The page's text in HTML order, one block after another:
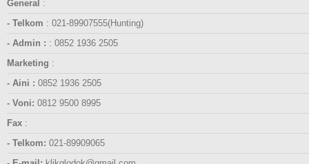
General :
- Telkom : 021-89907555(Hunting)
- Admin : : 0852 1936 2505
Marketing :
- Aini : 0852 1936 2505
- Voni: 0812 9500 8995
Fax :
- Telkom: 021-89909065